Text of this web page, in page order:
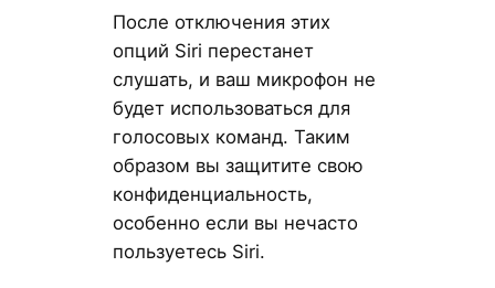
После отключения этих
опций Siri перестанет
слушать, и ваш микрофон не
будет использоваться для
голосовых команд. Таким
образом вы защитите свою
конфиденциальность,
особенно если вы нечасто
пользуетесь Siri.